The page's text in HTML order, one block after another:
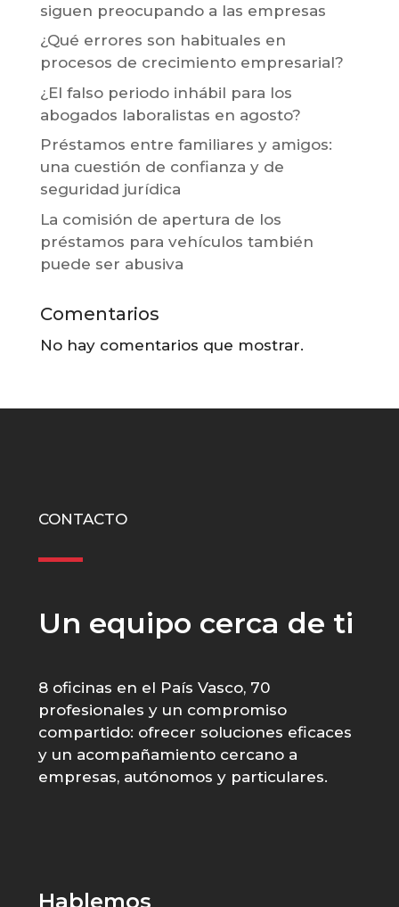
siguen preocupando a las empresas
¿Qué errores son habituales en
procesos de crecimiento empresarial?
¿El falso periodo inhábil para los
abogados laboralistas en agosto?
Préstamos entre familiares y amigos:
una cuestión de confianza y de
seguridad jurídica
La comisión de apertura de los
préstamos para vehículos también
puede ser abusiva
Comentarios
No hay comentarios que mostrar.
CONTACTO
Un equipo cerca de ti
8 oficinas en el País Vasco, 70
profesionales y un compromiso
compartido: ofrecer soluciones eficaces
y un acompañamiento cercano a
empresas, autónomos y particulares.
Hablemos